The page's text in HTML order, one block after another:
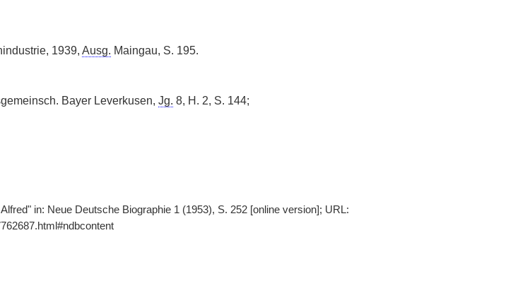
1939, Ausg. Maingau, S. 195.
Bayer Leverkusen, Jg. 8, H. 2, S. 144;
in: Neue Deutsche Biographie 1 (1953), S. 252 [online version]; URL: